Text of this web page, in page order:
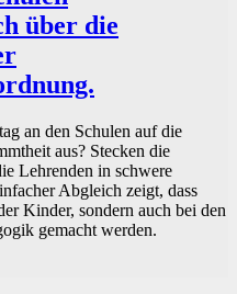
über die
an den Schulen auf die
aus? Stecken die
Lehrenden in schwere
Abgleich zeigt, dass
Kinder, sondern auch bei den
gemacht werden.